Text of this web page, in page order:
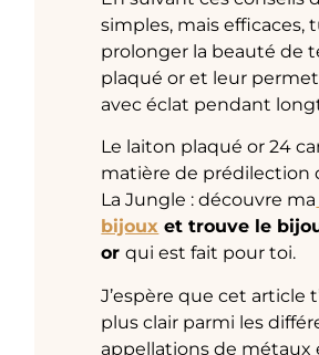
simples, mais efficaces,
prolonger la beauté de
plaqué or et leur
avec éclat pendant
Le laiton plaqué or 24
matière de prédilection
La Jungle : découvre ma
bijoux et trouve le
orqui est fait pour toi.
J’espère que cet article
plus clair parmi les
appellations de métaux